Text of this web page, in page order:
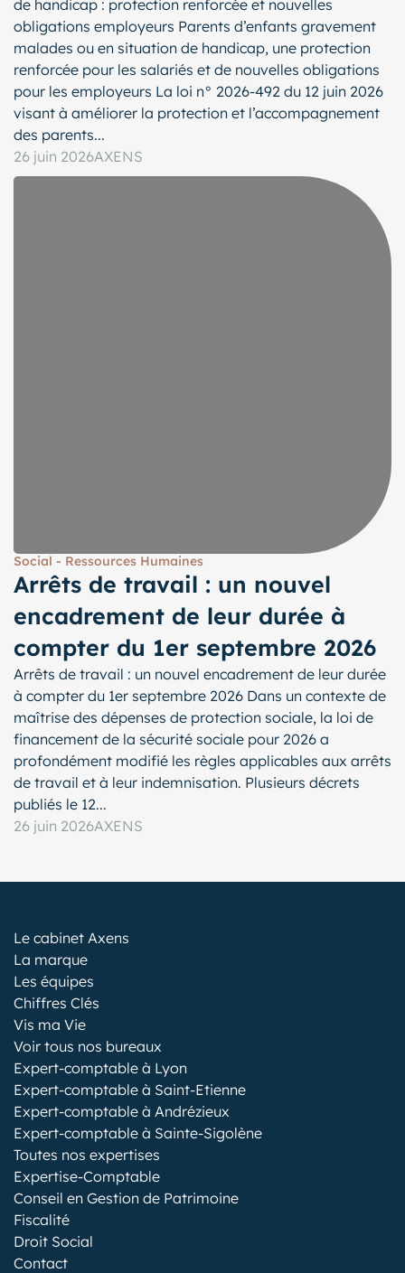
de handicap : protection renforcée et nouvelles
obligations employeurs Parents d’enfants gravement
malades ou en situation de handicap, une protection
renforcée pour les salariés et de nouvelles obligations
pour les employeurs La loi n° 2026-492 du 12 juin 2026
visant à améliorer la protection et l’accompagnement
des parents...
26 juin 2026AXENS
Social - Ressources Humaines
Arrêts de travail : un nouvel
encadrement de leur durée à
compter du 1er septembre 2026
Arrêts de travail : un nouvel encadrement de leur durée
à compter du 1er septembre 2026 Dans un contexte de
maîtrise des dépenses de protection sociale, la loi de
financement de la sécurité sociale pour 2026 a
profondément modifié les règles applicables aux arrêts
de travail et à leur indemnisation. Plusieurs décrets
publiés le 12...
26 juin 2026AXENS
Le cabinet Axens
La marque
Les équipes
Chiffres Clés
Vis ma Vie
Voir tous nos bureaux
Expert-comptable à Lyon
Expert-comptable à Saint-Etienne
Expert-comptable à Andrézieux
Expert-comptable à Sainte-Sigolène
Toutes nos expertises
Expertise-Comptable
Conseil en Gestion de Patrimoine
Fiscalité
Droit Social
Contact